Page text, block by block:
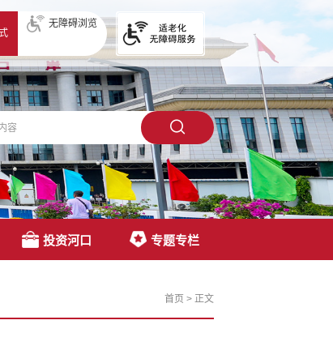
无障碍浏览
投资河口 专题专栏
首页 > 正文